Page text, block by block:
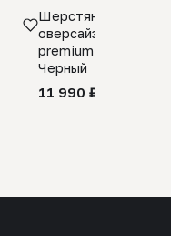
Шерстяной свитер
оверсайз 100%
premium merino
Черный
11 990 ₽